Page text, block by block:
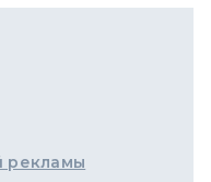
рекламы